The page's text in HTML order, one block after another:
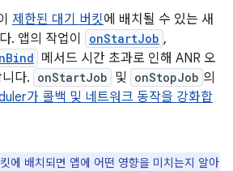
제한된 대기 버킷에 배치될 수 있는 새
. 앱의 작업이
onStartJob ,
메서드 시간 초과로 인해 ANR 오
다. onStartJob 및 onStopJob 의
가 콜백 및 네트워크 동작을 강화합
에 배치되면 앱에 어떤 영향을 미치는지 알아